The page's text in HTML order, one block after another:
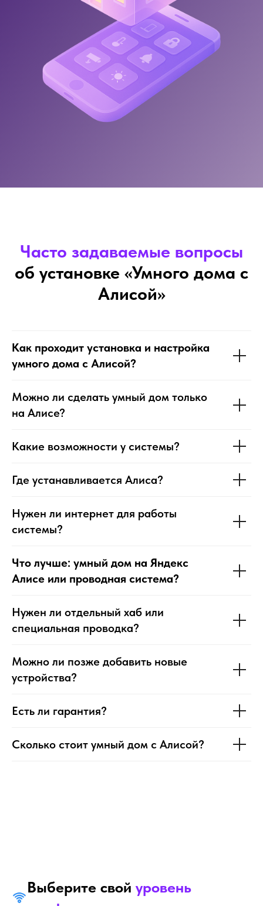
Часто задаваемые вопросы
об установке «Умного дома с
Алисой»
Как проходит установка и настройка
умного дома с Алисой?
Можно ли сделать умный дом только
на Алисе?
Какие возможности у системы?
Где устанавливается Алиса?
Нужен ли интернет для работы
системы?
Что лучше: умный дом на Яндекс
Алисе или проводная система?
Нужен ли отдельный хаб или
специальная проводка?
Можно ли позже добавить новые
устройства?
Есть ли гарантия?
Сколько стоит умный дом с Алисой?
Выберите свой уровень